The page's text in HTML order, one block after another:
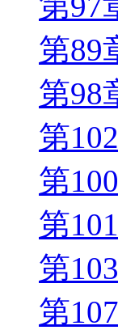
第89
第98
第
第
第
第
第